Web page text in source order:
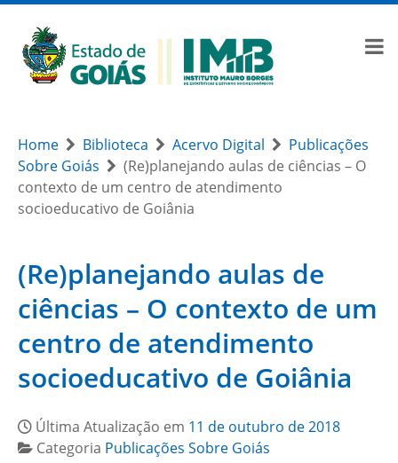
Home Biblioteca Acervo Digital
Publicações
Sobre Goiás
(Re)planejando aulas de ciências – O
contexto de um centro de atendimento
socioeducativo de Goiânia
(Re)planejando aulas de
ciências – O contexto de um
centro de atendimento
socioeducativo de Goiânia
Última Atualização em 11 de outubro de 2018
Categoria Publicações Sobre Goiás